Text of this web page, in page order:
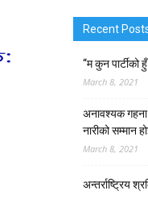
Recent
“म कुन पार्टीको
March 8, 2021
अनावश्यक
नारीको सम्मान
March 8, 2021
अन्तर्राष्ट्रिय